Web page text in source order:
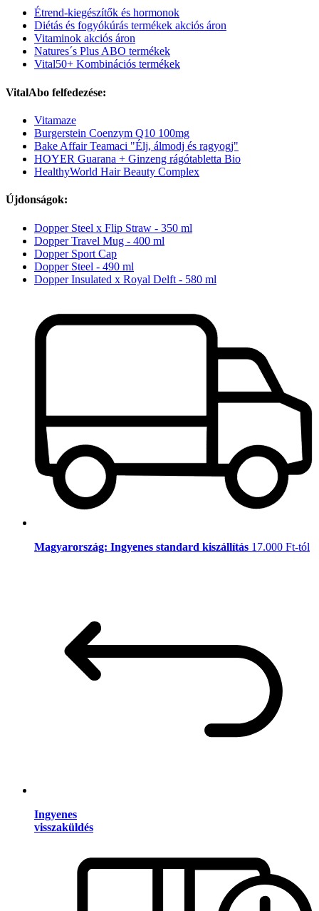
Étrend-kiegészítők és hormonok
Diétás és fogyókúrás termékek akciós áron
Vitaminok akciós áron
Natures´s Plus ABO termékek
Vital50+ Kombinációs termékek
VitalAbo felfedezése:
Vitamaze
Burgerstein Coenzym Q10 100mg
Bake Affair Teamaci "Élj, álmodj és ragyogj"
HOYER Guarana + Ginzeng rágótabletta Bio
HealthyWorld Hair Beauty Complex
Újdonságok:
Dopper Steel x Flip Straw - 350 ml
Dopper Travel Mug - 400 ml
Dopper Sport Cap
Dopper Steel - 490 ml
Dopper Insulated x Royal Delft - 580 ml
Magyarország: Ingyenes standard kiszállítás 17.000 Ft-tól
Ingyenes
visszaküldés